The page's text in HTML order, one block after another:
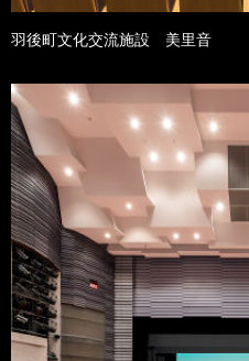
羽後町文化交流施設 美里音